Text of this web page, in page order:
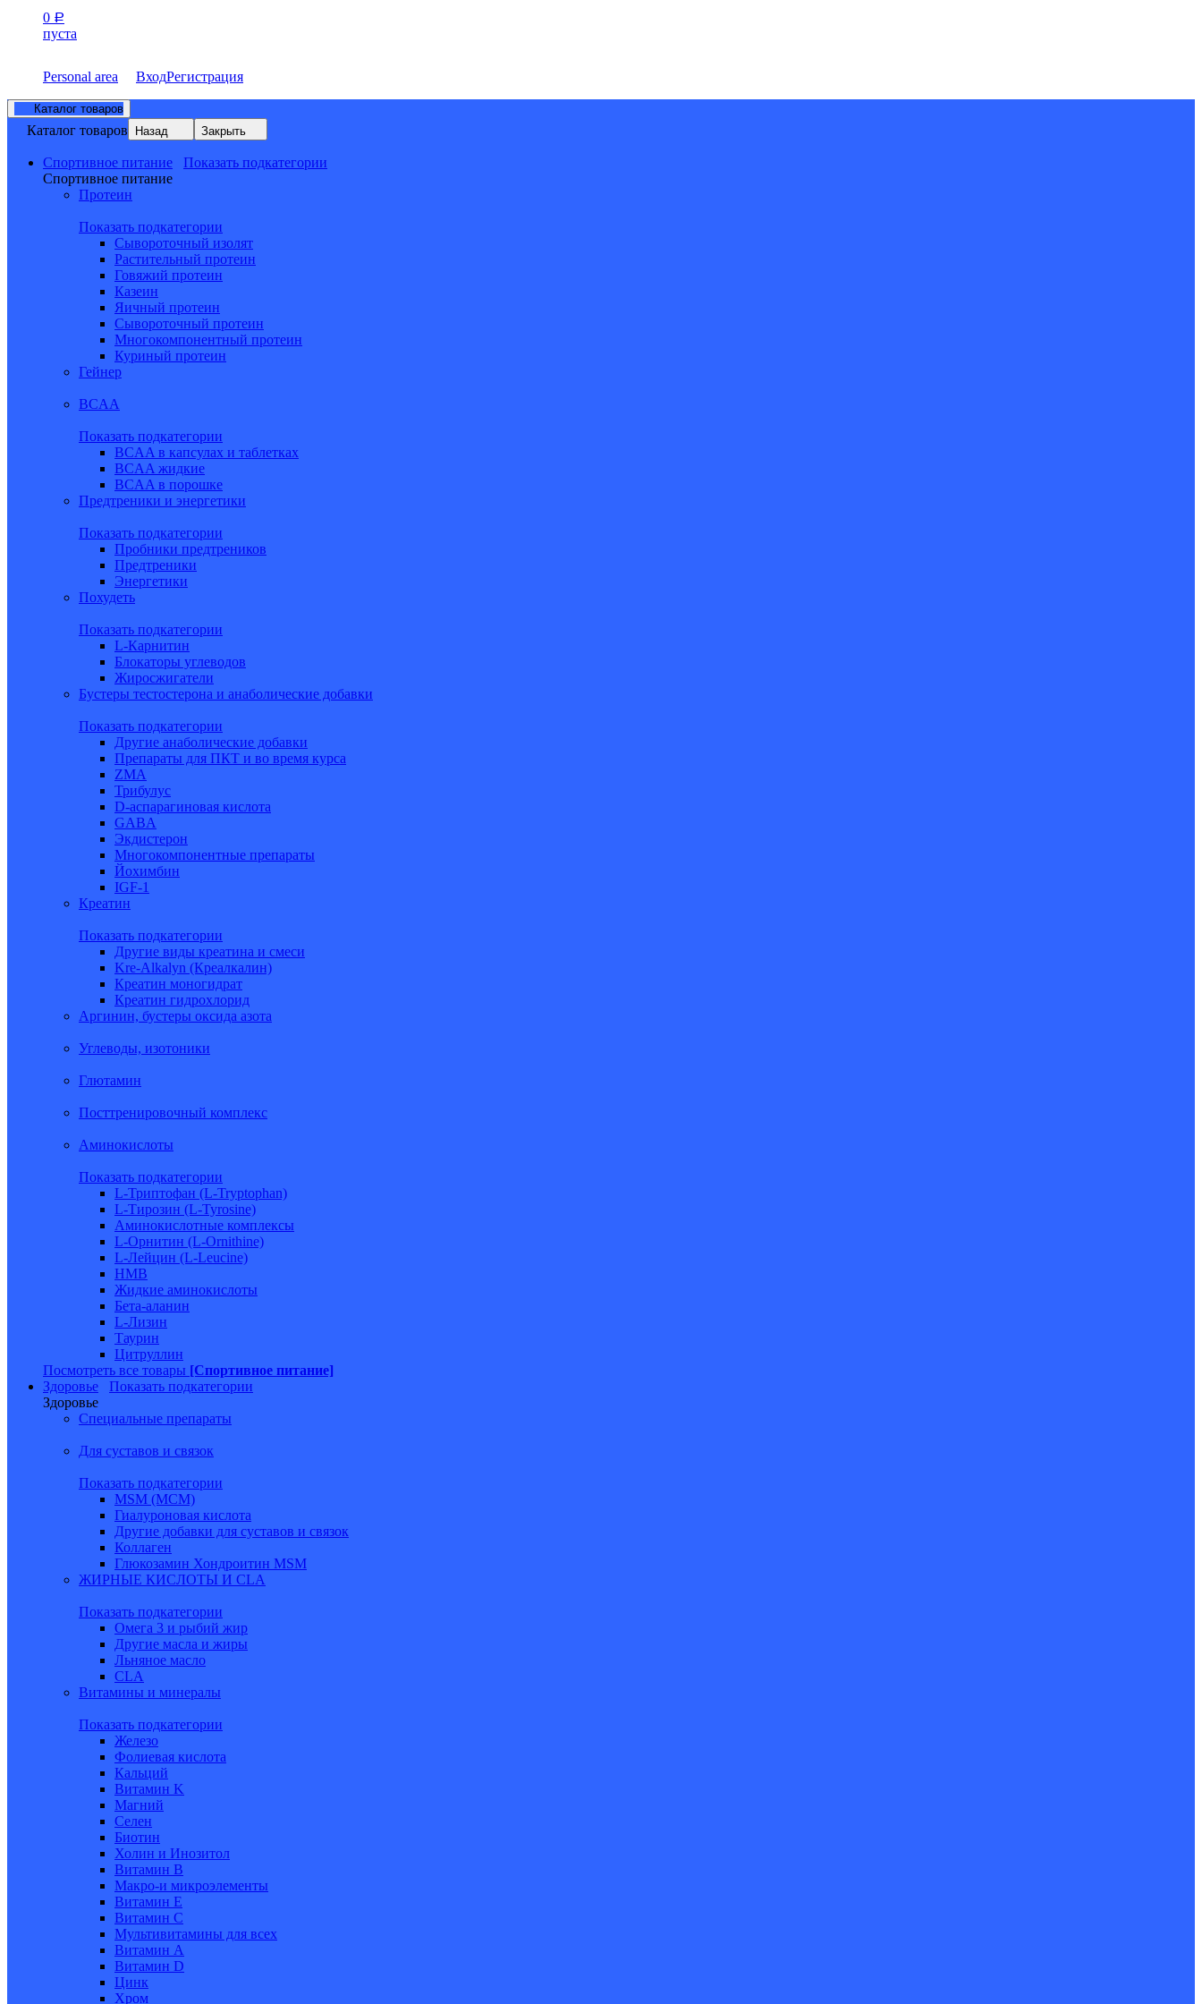
0 Р
пуста
Personal area ВходРегистрация
Каталог товаров
Каталог товаров Назад Закрыть
Спортивное питание
Показать подкатегории
Спортивное питание
Протеин
Показать подкатегории
Сывороточный изолят
Растительный протеин
Говяжий протеин
Казеин
Яичный протеин
Сывороточный протеин
Многокомпонентный протеин
Куриный протеин
Гейнер
BCAA
Показать подкатегории
BCAA в капсулах и таблетках
BCAA жидкие
BCAA в порошке
Предтреники и энергетики
Показать подкатегории
Пробники предтреников
Предтреники
Энергетики
Похудеть
Показать подкатегории
L-Карнитин
Блокаторы углеводов
Жиросжигатели
Бустеры тестостерона и анаболические добавки
Показать подкатегории
Другие анаболические добавки
Препараты для ПКТ и во время курса
ZMA
Трибулус
D-аспарагиновая кислота
GABA
Экдистерон
Многокомпонентные препараты
Йохимбин
IGF-1
Креатин
Показать подкатегории
Другие виды креатина и смеси
Kre-Alkalyn (Креалкалин)
Креатин моногидрат
Креатин гидрохлорид
Аргинин, бустеры оксида азота
Углеводы, изотоники
Глютамин
Посттренировочный комплекс
Аминокислоты
Показать подкатегории
L-Триптофан (L-Tryptophan)
L-Тирозин (L-Tyrosine)
Аминокислотные комплексы
L-Орнитин (L-Ornithine)
L-Лейцин (L-Leucine)
HMB
Жидкие аминокислоты
Бета-аланин
L-Лизин
Таурин
Цитруллин
Посмотреть все товары [Спортивное питание]
Здоровье
Показать подкатегории
Здоровье
Специальные препараты
Для суставов и связок
Показать подкатегории
MSM (МСМ)
Гиалуроновая кислота
Другие добавки для суставов и связок
Коллаген
Глюкозамин Хондроитин MSM
ЖИРНЫЕ КИСЛОТЫ И CLA
Показать подкатегории
Омега 3 и рыбий жир
Другие масла и жиры
Льняное масло
CLA
Витамины и минералы
Показать подкатегории
Железо
Фолиевая кислота
Кальций
Витамин K
Магний
Селен
Биотин
Холин и Инозитол
Витамин B
Макро-и микроэлементы
Витамин Е
Витамин С
Мультивитамины для всех
Витамин A
Витамин D
Цинк
Хром